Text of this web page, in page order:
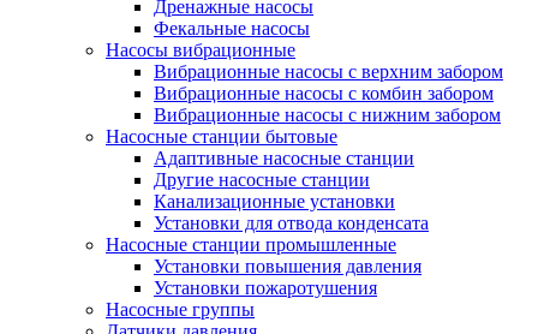
Дренажные насосы
Фекальные насосы
Насосы вибрационные
Вибрационные насосы с верхним забором
Вибрационные насосы с комбин забором
Вибрационные насосы с нижним забором
Насосные станции бытовые
Адаптивные насосные станции
Другие насосные станции
Канализационные установки
Установки для отвода конденсата
Насосные станции промышленные
Установки повышения давления
Установки пожаротушения
Насосные группы